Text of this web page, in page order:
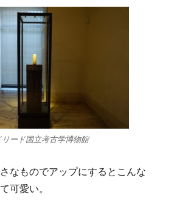
ード国立考古学博物館
なものでアップにするとこんな
可愛い。